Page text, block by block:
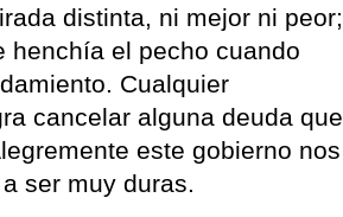
distinta, ni mejor ni peor;
henchía el pecho cuando
Cualquier
cancelar alguna deuda que
este gobierno nos
ser muy duras.